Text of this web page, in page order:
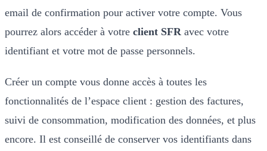
email de confirmation pour activer votre compte. Vous
pourrez alors accéder à votre client SFR avec votre
identifiant et votre mot de passe personnels.
Créer un compte vous donne accès à toutes les
fonctionnalités de l’espace client : gestion des factures,
suivi de consommation, modification des données, et plus
encore. Il est conseillé de conserver vos identifiants dans